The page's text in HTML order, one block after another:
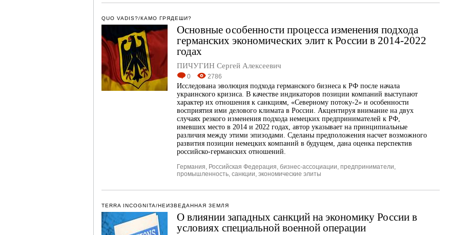
QUO VADIS?/КАМО ГРЯДЕШИ?
Основные особенности процесса изменения подхода
германских экономических элит к России в 2014-2022
годах
ПИЧУГИН Сергей Алексеевич
0 2786
Исследована эволюция подхода германского бизнеса к РФ после начала
украинского кризиса. В качестве индикаторов позиции компаний выступают
характер их отношения к санкциям, «Северному потоку-2» и особенности
восприятия ими делового климата в России. Акцентируя внимание на двух
случаях резкого изменения подхода немецких предпринимателей к РФ,
имевших место в 2014 и 2022 годах, автор указывает на принципиальные
различия между этими эпизодами. Сделаны предположения насчет возможного
развития позиции немецких компаний в будущем, дана оценка перспектив
российско-германских отношений.
Германия, Российская Федерация, бизнес-ассоциации, предприниматели,
промышленность, санкции, экономические элиты
TERRA INCOGNITA/НЕИЗВЕДАННАЯ ЗЕМЛЯ
О влиянии западных санкций на экономику России в
условиях специальной военной операции